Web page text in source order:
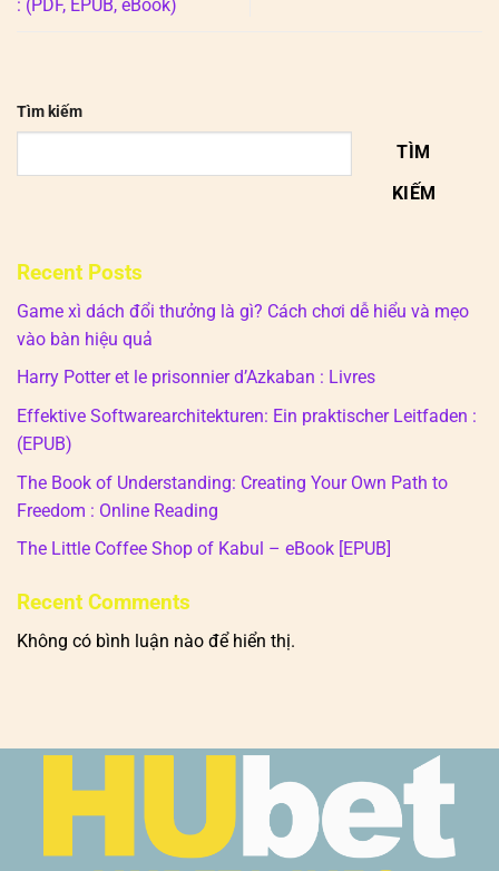
: (PDF, EPUB, eBook)
Tìm kiếm
TÌM
KIẾM
Recent Posts
Game xì dách đổi thưởng là gì? Cách chơi dễ hiểu và mẹo
vào bàn hiệu quả
Harry Potter et le prisonnier d’Azkaban : Livres
Effektive Softwarearchitekturen: Ein praktischer Leitfaden :
(EPUB)
The Book of Understanding: Creating Your Own Path to
Freedom : Online Reading
The Little Coffee Shop of Kabul – eBook [EPUB]
Recent Comments
Không có bình luận nào để hiển thị.